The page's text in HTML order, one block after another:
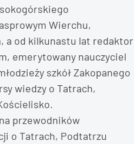
Wierchu,
a od kilkunastu lat redaktor
emerytowany nauczyciel
szkół Zakopanego
wiedzy o Tatrach,
przewodników
o Tatrach, Podtatrzu